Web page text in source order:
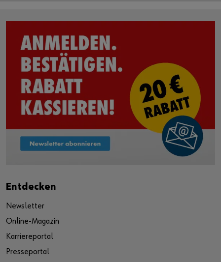
Entdecken
Newsletter
Online-Magazin
Karriereportal
Presseportal